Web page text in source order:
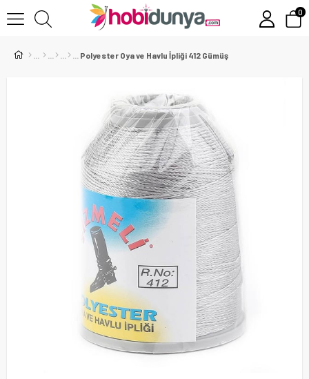
0
Polyester Oya ve Havlu İpliği 412 Gümüş